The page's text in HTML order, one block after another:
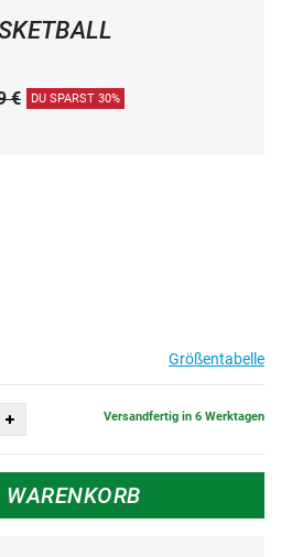
€ DU SPARST 30%
Größentabelle
Versandfertig in 6 Werktagen